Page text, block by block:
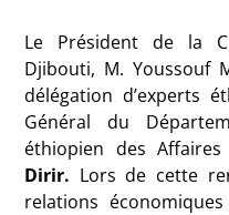
Le Président de la
Djibouti, M. Youssouf
délégation d’experts
Général du
éthiopien des Affaires
Dirir. Lors de cette
relations